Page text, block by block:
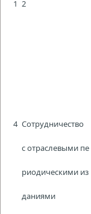
1 2
4 Сотрудничество
с отраслевыми пе
риодическими из
даниями